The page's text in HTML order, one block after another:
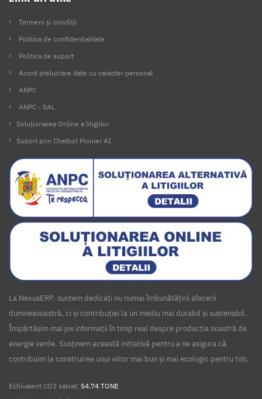
Termeni și condiții
Politica de confidențialitate
Politica de suport
Acord prelucrare date cu caracter personal
ANPC
ANPC - SAL
Soluționarea Online a litigiilor
Suport prin Chatbot Pionier AI
La NexusERP, suntem dedicați nu numai îmbunătățirii afacerii
dumneavoastră, ci și contribuției la un mediu mai durabil și sustenabil.
Împărtășim mai jos informații în timp real despre producția noastră de
energie verde. Susținem această inițiativă pentru a ne asigura că
contribuim la construirea unui viitor mai bun și mai ecologic pentru toți.
Echivalent CO2 salvat: 54.74 TONE